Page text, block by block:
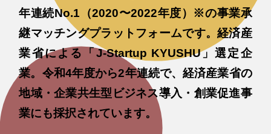
年連続No.1（2020〜2022年度）※の事業承
継マッチングプラットフォームです。経済産
業省による「J-Startup KYUSHU」選定企
業。令和4年度から2年連続で、経済産業省の
地域・企業共生型ビジネス導入・創業促進事
業にも採択されています。